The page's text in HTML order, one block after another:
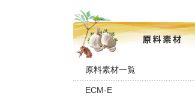
原料素材一覧
ECM-E